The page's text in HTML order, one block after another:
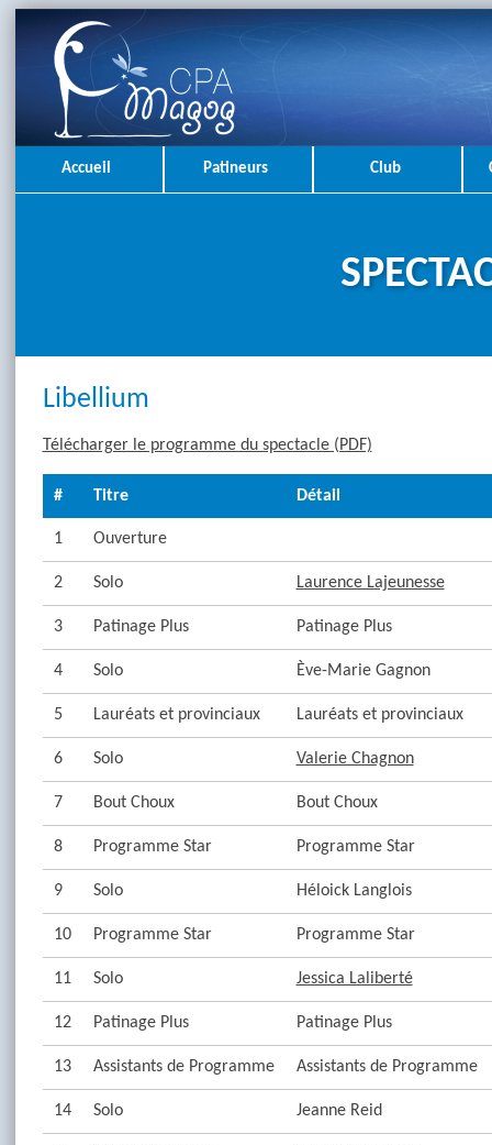
Accueil Patineurs Club
Libellium
Télécharger le programme du spectacle (PDF)
# Titre Détail
1 Ouverture
2 Solo Laurence Lajeunesse
3 Patinage Plus Patinage Plus
4 Solo Ève-Marie Gagnon
5 Lauréats et provinciaux Lauréats et provinciaux
6 Solo Valerie Chagnon
7 Bout Choux Bout Choux
8 Programme Star Programme Star
9 Solo Héloick Langlois
10 Programme Star Programme Star
11 Solo Jessica Laliberté
12 Patinage Plus Patinage Plus
13 Assistants de Programme Assistants de Programme
14 Solo Jeanne Reid